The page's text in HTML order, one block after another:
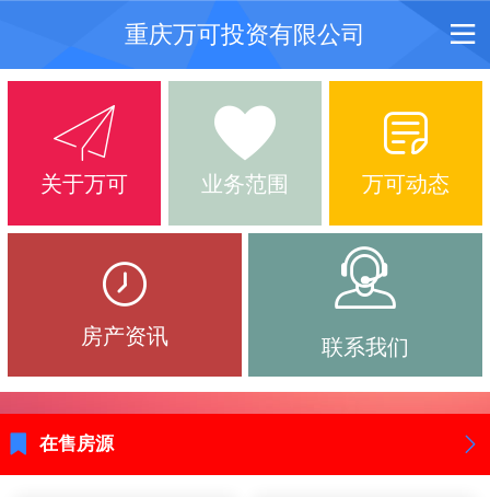
重庆万可投资有限公司
关于万可 业务范围 万可动态
房产资讯 联系我们
在售房源